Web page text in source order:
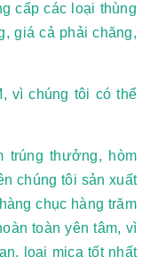
cấp các loại thùng
giá cả phải chăng,
vì chúng tôi có thể
trúng thưởng, hòm
chúng tôi sản xuất
chục hàng trăm
toàn yên tâm, vì
loại mica tốt nhất